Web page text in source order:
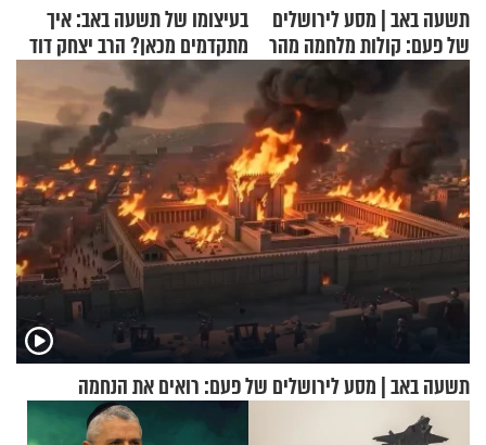
תשעה באב | מסע לירושלים
של פעם: קולות מלחמה מהר
הזיתים
בעיצומו של תשעה באב: איך
מתקדמים מכאן? הרב יצחק דוד
גרוסמן בשיחה מיוחדת
תשעה באב | מסע לירושלים של פעם: רואים את הנחמה